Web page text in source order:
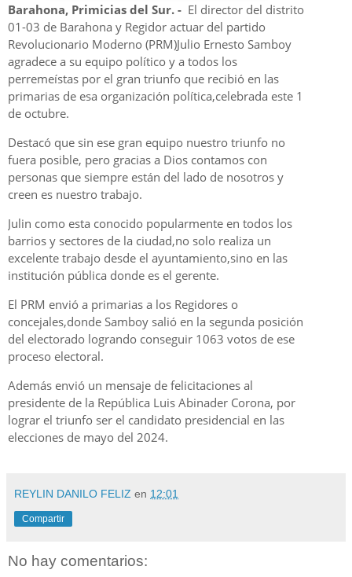
Barahona, Primicias del Sur. - El director del distrito
01-03 de Barahona y Regidor actuar del partido
Revolucionario Moderno (PRM)Julio Ernesto Samboy
agradece a su equipo político y a todos los
perremeístas por el gran triunfo que recibió en las
primarias de esa organización política,celebrada este 1
de octubre.
Destacó que sin ese gran equipo nuestro triunfo no
fuera posible, pero gracias a Dios contamos con
personas que siempre están del lado de nosotros y
creen es nuestro trabajo.
Julin como esta conocido popularmente en todos los
barrios y sectores de la ciudad,no solo realiza un
excelente trabajo desde el ayuntamiento,sino en las
institución pública donde es el gerente.
El PRM envió a primarias a los Regidores o
concejales,donde Samboy salió en la segunda posición
del electorado logrando conseguir 1063 votos de ese
proceso electoral.
Además envió un mensaje de felicitaciones al
presidente de la República Luis Abinader Corona, por
lograr el triunfo ser el candidato presidencial en las
elecciones de mayo del 2024.
REYLIN DANILO FELIZ en 12:01
Compartir
No hay comentarios: